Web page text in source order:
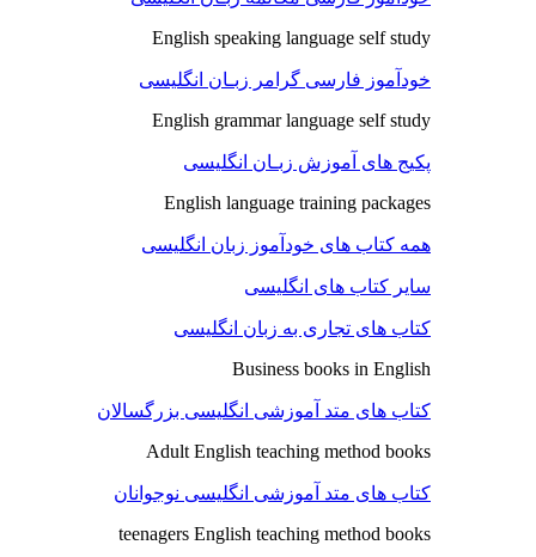
English speaking language self study
خودآموز فارسی گرامر زبـان انگلیسی
English grammar language self study
پکیج های آموزش زبـان انگلیسی
English language training packages
همه کتاب های خودآموز زبان انگلیسی
سایر کتاب های انگلیسی
کتاب های تجاری به زبان انگلیسی
Business books in English
کتاب های متد آموزشی انگلیسی بزرگسالان
Adult English teaching method books
کتاب های متد آموزشی انگلیسی نوجوانان
teenagers English teaching method books